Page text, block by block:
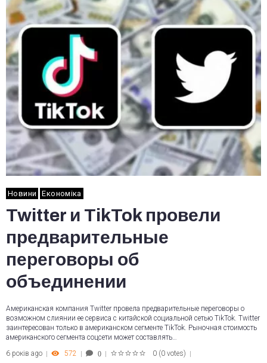
Новини Економіка
Twitter и TikTok провели
предварительные
переговоры об
объединении
Американская компания Twitter провела предварительные переговоры о
возможном слиянии ее сервиса с китайской социальной сетью TikTok. Twitter
заинтересован только в американском сегменте TikTok. Рыночная стоимость
американского сегмента соцсети может составлять…
6 років ago
572 0 0 (0 votes)